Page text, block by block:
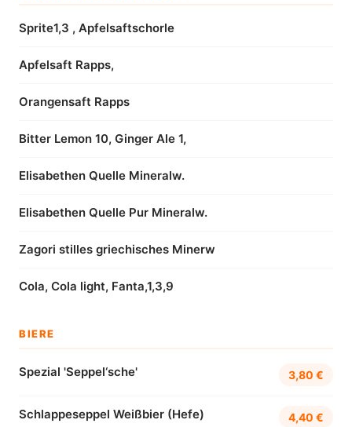
Sprite1,3 , Apfelsaftschorle
Apfelsaft Rapps,
Orangensaft Rapps
Bitter Lemon 10, Ginger Ale 1,
Elisabethen Quelle Mineralw.
Elisabethen Quelle Pur Mineralw.
Zagori stilles griechisches Minerw
Cola, Cola light, Fanta,1,3,9
BIERE
Spezial 'Seppel‘sche' 3,80 €
Schlappeseppel Weißbier (Hefe) 4,40 €